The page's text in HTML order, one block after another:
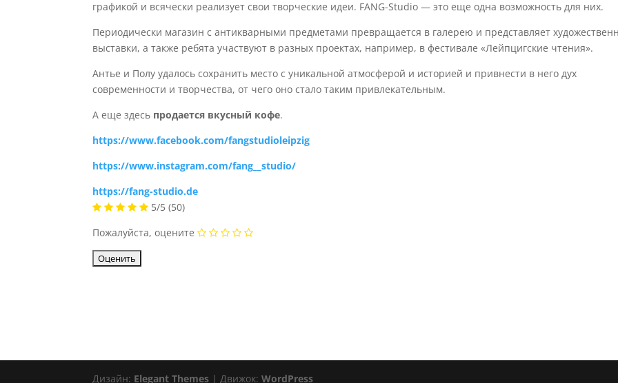
графикой и всячески реализует свои творческие идеи. FANG-Studio — это еще одна возможность для них.
Периодически магазин с антикварными предметами превращается в галерею и представляет
выставки, а также ребята участвуют в разных проектах, например, в фестивале «Лейпцигские чтения».
Антье и Полу удалось сохранить место с уникальной атмосферой и историей и привнести в него дух
современности и творчества, от чего оно стало таким привлекательным.
А еще здесь продается вкусный кофе.
https://www.facebook.com/fangstudioleipzig
https://www.instagram.com/fang__studio/
https://fang-studio.de
5/5 (50)
Пожалуйста, оцените
Дизайн: Elegant Themes | Движок:WordPress